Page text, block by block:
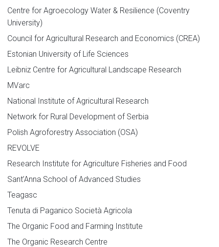
Centre for Agroecology Water & Resilience (Coventry
University)
Council for Agricultural Research and Economics (CREA)
Estonian University of Life Sciences
Leibniz Centre for Agricultural Landscape Research
MVarc
National Institute of Agricultural Research
Network for Rural Development of Serbia
Polish Agroforestry Association (OSA)
REVOLVE
Research Institute for Agriculture Fisheries and Food
Sant’Anna School of Advanced Studies
Teagasc
Tenuta di Paganico Società Agricola
The Organic Food and Farming Institute
The Organic Research Centre